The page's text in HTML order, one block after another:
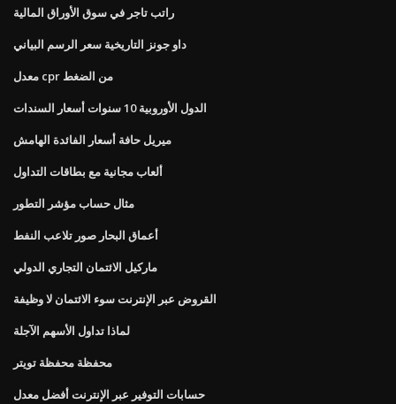
راتب تاجر في سوق الأوراق المالية
داو جونز التاريخية سعر الرسم البياني
معدل cpr من الضغط
الدول الأوروبية 10 سنوات أسعار السندات
ميريل حافة أسعار الفائدة الهامش
ألعاب مجانية مع بطاقات التداول
مثال حساب مؤشر التطور
أعماق البحار صور تلاعب النفط
ماركيل الائتمان التجاري الدولي
القروض عبر الإنترنت سوء الائتمان لا وظيفة
لماذا تداول الأسهم الآجلة
محفظة محفظة تويتر
حسابات التوفير عبر الإنترنت أفضل معدل